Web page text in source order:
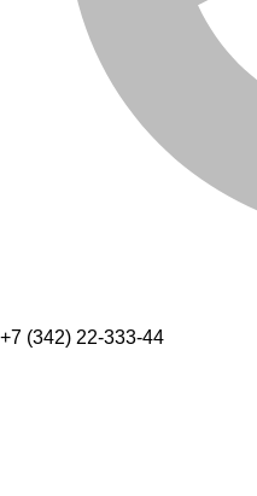
+7 (342) 22-333-44